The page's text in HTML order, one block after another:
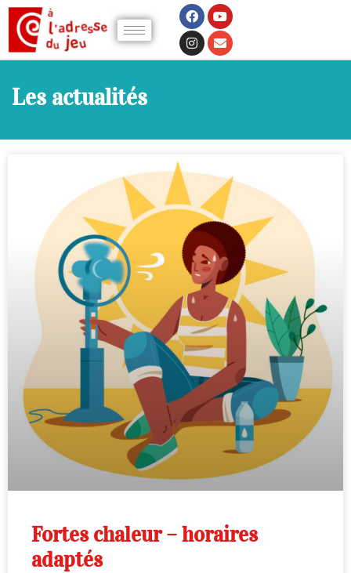
Les actualités
Fortes chaleur – horaires
adaptés